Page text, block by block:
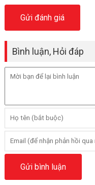
Bình luận, Hỏi đáp